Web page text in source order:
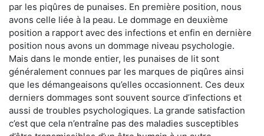
par les piqûres de punaises. En première position, nous
avons celle liée à la peau. Le dommage en deuxième
position a rapport avec des infections et enfin en dernière
position nous avons un dommage niveau psychologie.
Mais dans le monde entier, les punaises de lit sont
généralement connues par les marques de piqûres ainsi
que les démangeaisons qu’elles occasionnent. Ces deux
derniers dommages sont souvent source d’infections et
aussi de troubles psychologiques. La grande satisfaction
c’est que cela n’entraîne pas des maladies susceptibles